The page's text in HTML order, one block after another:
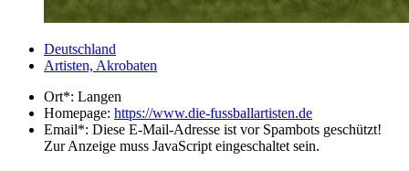
Deutschland
Artisten, Akrobaten
Ort*: Langen
Homepage: https://www.die-fussballartisten.de
Email*: Diese E-Mail-Adresse ist vor Spambots geschützt!
Zur Anzeige muss JavaScript eingeschaltet sein.